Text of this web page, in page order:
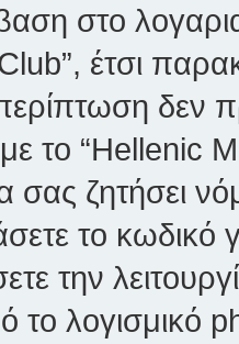
στο
έτσι
δεν
το “Hellenic
σας ζητήσει
το κωδικό
την
το λογισμικό